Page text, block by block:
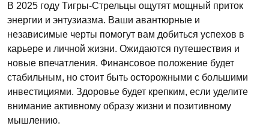
В 2025 году Тигры-Стрельцы ощутят мощный приток
энергии и энтузиазма. Ваши авантюрные и
независимые черты помогут вам добиться успехов в
карьере и личной жизни. Ожидаются путешествия и
новые впечатления. Финансовое положение будет
стабильным, но стоит быть осторожными с большими
инвестициями. Здоровье будет крепким, если уделите
внимание активному образу жизни и позитивному
мышлению.